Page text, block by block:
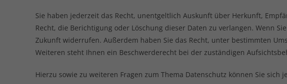
Sie haben jederzeit das Recht, unentgeltlich Auskunft über Herkunft,
Recht, die Berichtigung oder Löschung dieser Daten zu verlangen. Wenn
Zukunft widerrufen. Außerdem haben Sie das Recht, unter bestimmten
Weiteren steht Ihnen ein Beschwerderecht bei der zuständigen
Hierzu sowie zu weiteren Fragen zum Thema Datenschutz können Sie sich